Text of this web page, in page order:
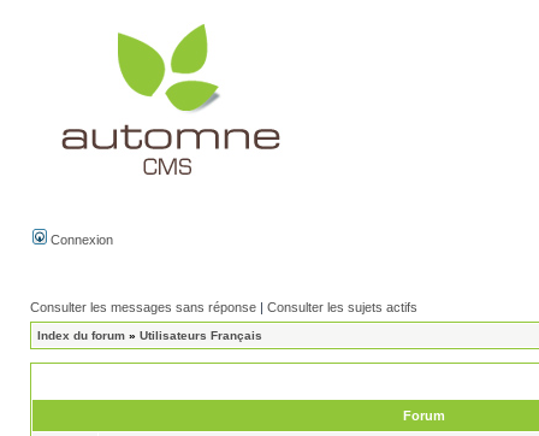
Connexion
Consulter les messages sans réponse | Consulter les sujets actifs
Index du forum » Utilisateurs Français
Forum